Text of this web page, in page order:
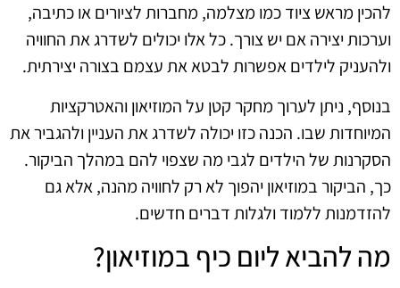
להכין מראש ציוד כמו מצלמה, מחברות לציורים או כתיבה,
וערכות יצירה אם יש צורך. כל אלו יכולים לשדרג את החוויה
ולהעניק לילדים אפשרות לבטא את עצמם בצורה יצירתית.
בנוסף, ניתן לערוך מחקר קטן על המוזיאון והאטרקציות
המיוחדות שבו. הכנה כזו יכולה לשדרג את העניין ולהגביר את
הסקרנות של הילדים לגבי מה שצפוי להם במהלך הביקור.
כך, הביקור במוזיאון יהפוך לא רק לחוויה מהנה, אלא גם
להזדמנות ללמוד ולגלות דברים חדשים.
מה להביא ליום כיף במוזיאון?